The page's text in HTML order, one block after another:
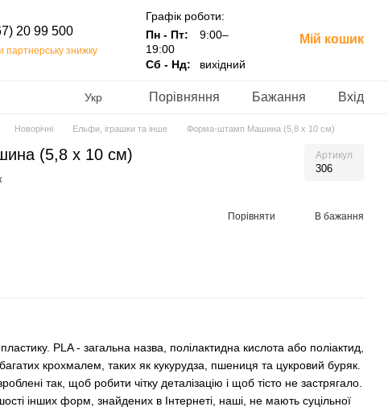
20 99 500
партнерську знижку
Графік роботи:
Пн - Пт:
9:00–
19:00
Сб - Нд:
вихідний
Мій кошик
Укр Порівняння Бажання Вхід
Новорічні Ельфи, іграшки та інше Форма-штамп Машина (5,8 х 10 см)
(5,8 х 10 см) Артикул
306
Порівняти В бажання
PLA - загальна назва, полілактидна кислота або поліактид,
крохмалем, таких як кукурудза, пшениця та цукровий буряк.
так, щоб робити чітку деталізацію і щоб тісто не застрягало.
інших форм, знайдених в Інтернеті, наші, не мають суцільної